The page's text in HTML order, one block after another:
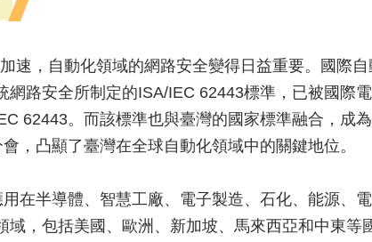
速，自動化領域的網路安全變得日益重要。國際自
路安全所制定的ISA/IEC 62443標準，已被國際電
62443。而該標準也與臺灣的國家標準融合，成
，凸顯了臺灣在全球自動化領域中的關鍵地位。
在半導體、智慧工廠、電子製造、石化、能源、
域，包括美國、歐洲、新加坡、馬來西亞和中東等